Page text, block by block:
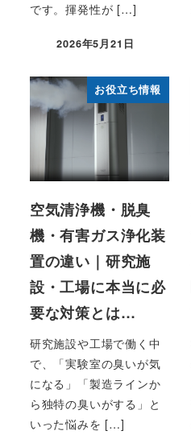
です。揮発性が […]
2026年5月21日
お役立ち情報
空気清浄機・脱臭
機・有害ガス浄化装
置の違い｜研究施
設・工場に本当に必
要な対策とは…
研究施設や工場で働く中
で、「実験室の臭いが気
になる」「製造ラインか
ら独特の臭いがする」と
いった悩みを […]